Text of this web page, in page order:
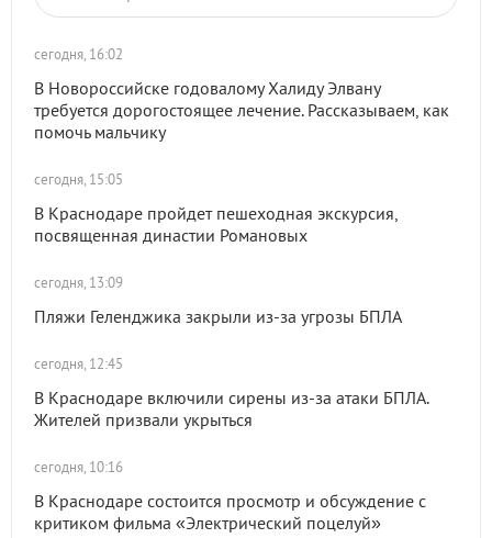
сегодня, 16:02
В Новороссийске годовалому Халиду Элвану
требуется дорогостоящее лечение. Рассказываем, как
помочь мальчику
сегодня, 15:05
В Краснодаре пройдет пешеходная экскурсия,
посвященная династии Романовых
сегодня, 13:09
Пляжи Геленджика закрыли из-за угрозы БПЛА
сегодня, 12:45
В Краснодаре включили сирены из-за атаки БПЛА.
Жителей призвали укрыться
сегодня, 10:16
В Краснодаре состоится просмотр и обсуждение с
критиком фильма «Электрический поцелуй»